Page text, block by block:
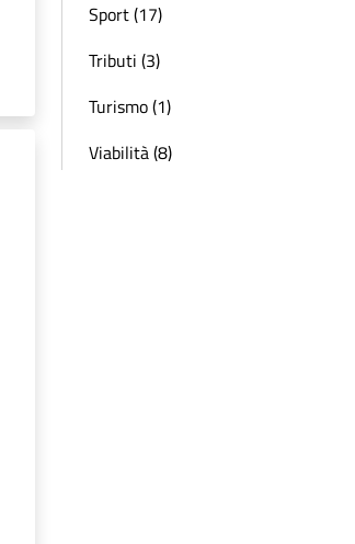
Sport (17)
Tributi (3)
Turismo (1)
Viabilità (8)